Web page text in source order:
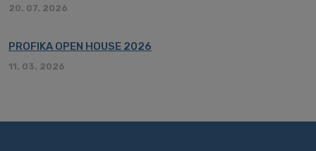
20. 07. 2026
PROFIKA OPEN HOUSE 2026
11. 03. 2026